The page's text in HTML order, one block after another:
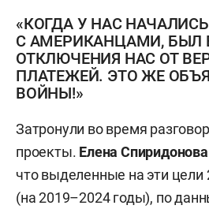
«КОГДА У НАС
С АМЕРИКАНЦАМИ, БЫЛ
ОТКЛЮЧЕНИЯ НАС ОТ
ПЛАТЕЖЕЙ. ЭТО ЖЕ
ВОЙНЫ!»
Затронули во время
проекты. Елена Спиридонова
что выделенные на эти цели
(на 2019–2024 годы), по